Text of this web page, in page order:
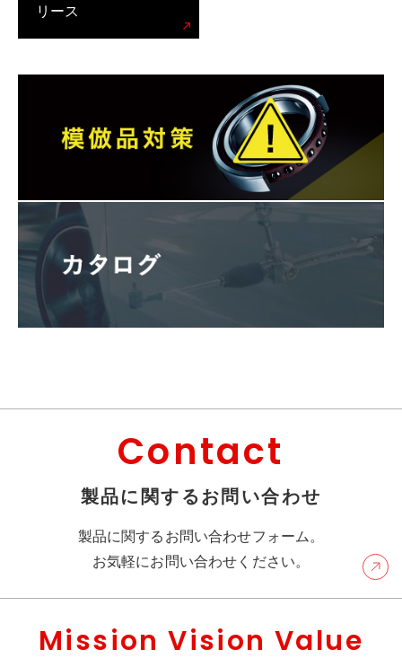
リース
Contact
製品に関するお問い合わせ
製品に関するお問い合わせフォーム。
お気軽にお問い合わせください。
Mission Vision Value